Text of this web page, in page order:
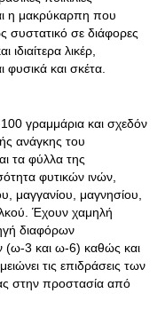
η μακρύκαρπη που
συστατικό σε διάφορες
λικέρ,
και σκέτα.
γραμμάρια και σχεδόν
ανάγκης του
τα φύλλα της
φυτικών ινών,
μαγγανίου, μαγνησίου,
Έχουν χαμηλή
διαφόρων
(ω-3 και ω-6) καθώς και
τις επιδράσεις των
στην προστασία από